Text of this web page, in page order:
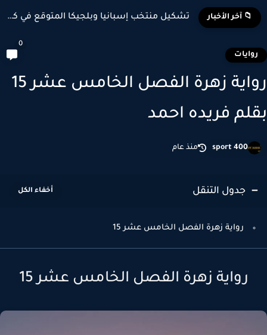
📁 آخر الأخبار تشكيل منتخب إسبانيا وبلجيكا المتوقع في كأس العالم 2026
رواية زهرة الفصل الخامس عشر 15
فريده احمد
sport 400 منذ عام
جدول التنقل
رواية زهرة الفصل الخامس عشر 15
رواية زهرة الفصل الخامس عشر 15